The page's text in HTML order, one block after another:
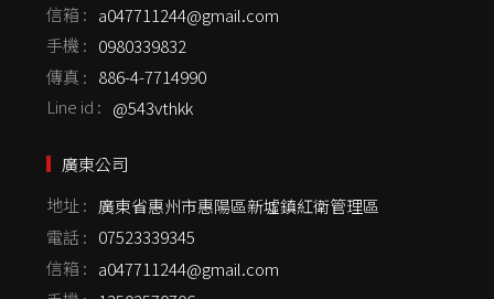
信箱 : a047711244@gmail.com
手機 : 0980339832
傳真 : 886-4-7714990
Line id : @543vthkk
廣東公司
地址 : 廣東省惠州市惠陽區新墟鎮紅衛管理區
電話 : 07523339345
信箱 : a047711244@gmail.com